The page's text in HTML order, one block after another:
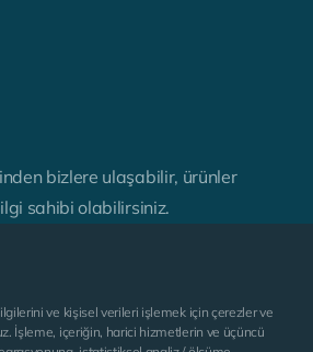
bizlere ulaşabilir, ürünler
sahibi olabilirsiniz.
ve kişisel verileri işlemek için çerezler ve
İşleme, içeriğin, harici hizmetlerin ve üçüncü